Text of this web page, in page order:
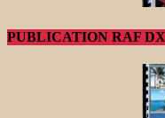
PUBLICATION RAF